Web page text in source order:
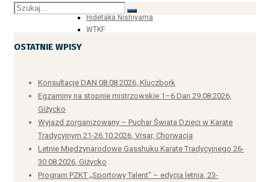
Historia karate tradycyjnego
Hidetaka Nishiyama
WTKF
1991-1996
2001-2005
2011-2015
2016-2017
Związek – władze
Związki wojewódzkie
Egzaminatorzy i sędziowie
OSTATNIE WPISY
Konsultacje DAN 08.08.2026, Kluczbork
Egzaminy na stopnie mistrzowskie 1–6 Dan 29.08.2026,
Giżycko
Wyjazd zorganizowany – Puchar Świata Dzieci w Karate
Tradycyjnym 21-26.10.2026, Vrsar, Chorwacja
Letnie Międzynarodowe Gasshuku Karate Tradycyjnego 26-
30.08.2026, Giżycko
Program PZKT „Sportowy Talent” – edycja letnia, 23-